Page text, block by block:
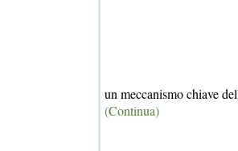
un meccanismo chiave
(Continua)